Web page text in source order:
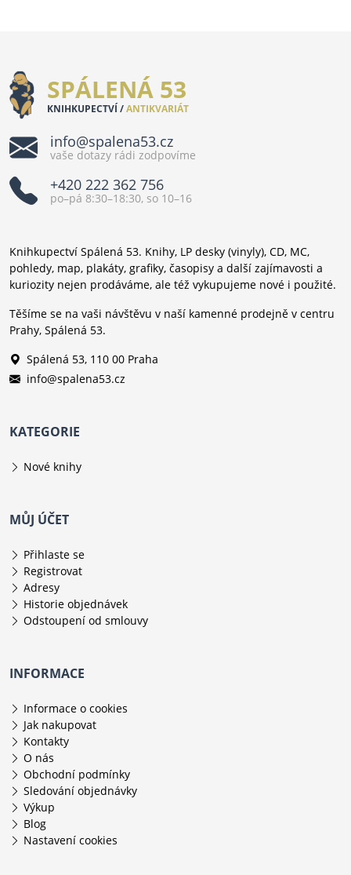
SPÁLENÁ 53
KNIHKUPECTVÍ /ANTIKVARIÁT
info@spalena53.cz
vaše dotazy rádi zodpovíme
+420 222 362 756
po–pá 8:30–18:30, so 10–16
Knihkupectví Spálená 53. Knihy, LP desky (vinyly), CD, MC,
pohledy, map, plakáty, grafiky, časopisy a další zajímavosti a
kuriozity nejen prodáváme, ale též vykupujeme nové i použité.
Těšíme se na vaši návštěvu v naší kamenné prodejně v centru
Prahy, Spálená 53.
Spálená 53, 110 00 Praha
info@spalena53.cz
KATEGORIE
Nové knihy
MŮJ ÚČET
Přihlaste se
Registrovat
Adresy
Historie objednávek
Odstoupení od smlouvy
INFORMACE
Informace o cookies
Jak nakupovat
Kontakty
O nás
Obchodní podmínky
Sledování objednávky
Výkup
Blog
Nastavení cookies